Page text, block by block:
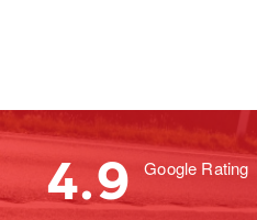
Google Rating
4.9